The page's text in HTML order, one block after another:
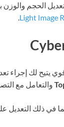
الحجم
.
يتيح لك إجراء
والتعامل مع
ذلك التعديل